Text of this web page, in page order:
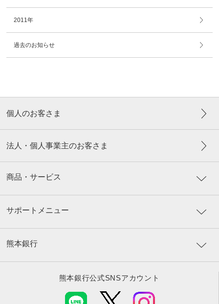
2011年
過去のお知らせ
個人のお客さま
法人・個人事業主のお客さま
商品・サービス
サポートメニュー
熊本銀行
熊本銀行公式SNSアカウント